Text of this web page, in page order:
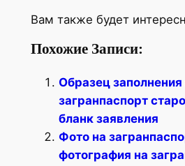
Вам также будет
Похожие Записи:
Образец
загранпаспорт
бланк заявления
Фото на
фотография на